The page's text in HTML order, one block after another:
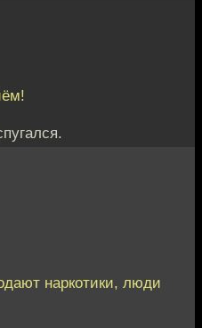
наркотики, люди